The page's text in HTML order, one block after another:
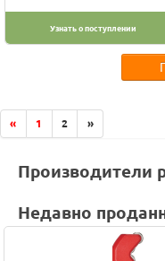
Узнать о поступлении
« 1 2 »
Производители
Недавно